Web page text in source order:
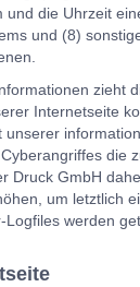
die Uhrzeit
und (8)
zieht
Internetseite
Druck GmbH
um letztlich
werden